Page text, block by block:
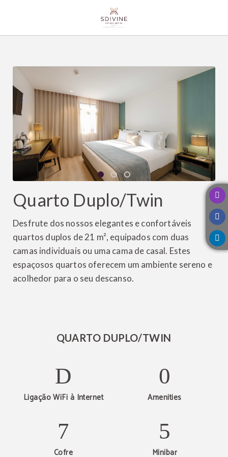
Quarto Duplo/Twin
Desfrute dos nossos elegantes e confortáveis
quartos duplos de 21 m², equipados com duas
camas individuais ou uma cama de casal. Estes
espaçosos quartos oferecem um ambiente sereno e
acolhedor para o seu descanso.
QUARTO DUPLO/TWIN
Ligação WiFi à Internet Amenities
Cofre Minibar